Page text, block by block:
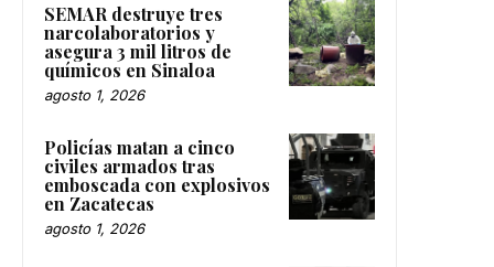
SEMAR destruye tres
narcolaboratorios y
asegura 3 mil litros de
químicos en Sinaloa
agosto 1, 2026
Policías matan a cinco
civiles armados tras
emboscada con explosivos
en Zacatecas
agosto 1, 2026